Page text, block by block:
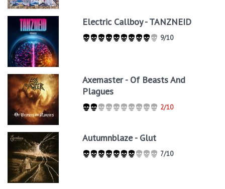
Electric Callboy - TANZNEID
9/10
Axemaster - Of Beasts And
Plagues
2/10
Autumnblaze - Glut
7/10